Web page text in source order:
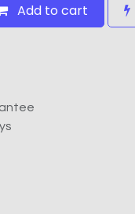
Add to cart